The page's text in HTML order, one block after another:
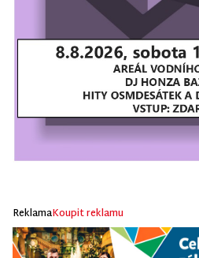
ReklamaKoupit reklamu